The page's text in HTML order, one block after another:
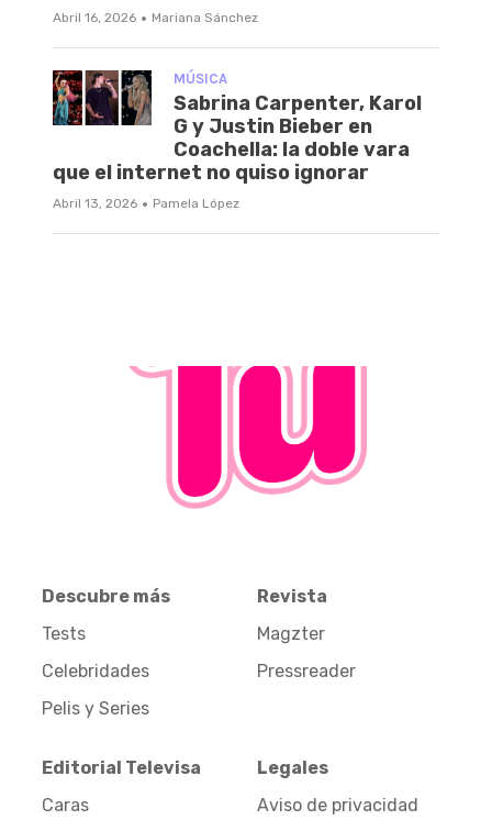
Abril 16, 2026 · Mariana Sánchez
MÚSICA
Sabrina Carpenter, Karol
G y Justin Bieber en
Coachella: la doble vara
que el internet no quiso ignorar
Abril 13, 2026 · Pamela López
Descubre más
Tests
Celebridades
Pelis y Series
Revista
Magzter
Pressreader
Editorial Televisa
Caras
Legales
Aviso de privacidad